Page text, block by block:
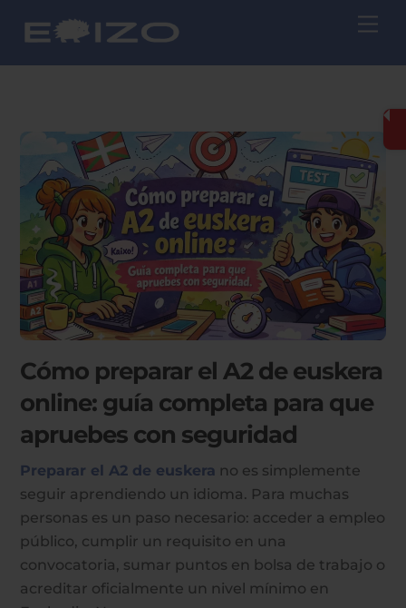
Cómo preparar el A2 de euskera
online: guía completa para que
apruebes con seguridad
Preparar el A2 de euskera no es simplemente
seguir aprendiendo un idioma. Para muchas
personas es un paso necesario: acceder a empleo
público, cumplir un requisito en una
convocatoria, sumar puntos en bolsa de trabajo o
acreditar oficialmente un nivel mínimo en